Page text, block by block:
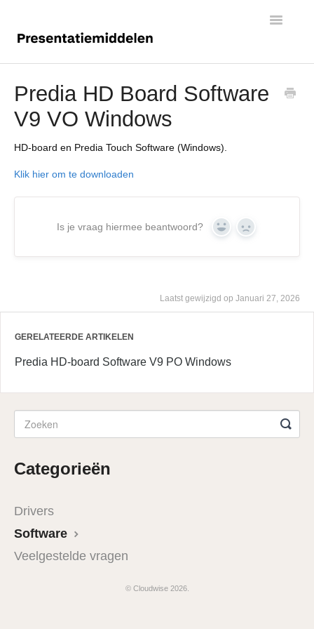
Toggle
Digiborden
Touchscreens
Predia HD Board Software
V9 VO Windows
HD-board en Predia Touch Software (Windows).
Klik hier om te downloaden
Is je vraag hiermee beantwoord? Yes No
Laatst gewijzigd op Januari 27, 2026
GERELATEERDE ARTIKELEN
Predia HD-board Software V9 PO Windows
Categorieën
Drivers
Software
Veelgestelde vragen
© Cloudwise 2026.